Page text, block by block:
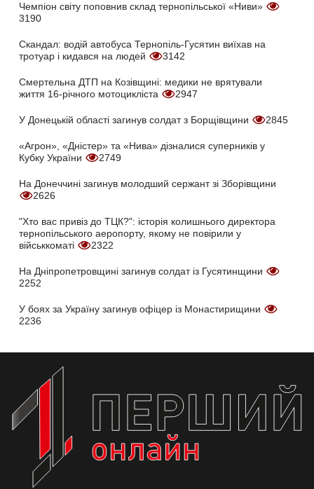
Чемпіон світу поповнив склад тернопільської «Ниви»
3190
Скандал: водій автобуса Тернопіль-Гусятин виїхав на
тротуар і кидався на людей
3142
Смертельна ДТП на Козівщині: медики не врятували
життя 16-річного мотоцикліста
2947
У Донецькій області загинув солдат з Борщівщини 2845
«Агрон», «Дністер» та «Нива» дізналися суперників у
Кубку України
2749
На Донеччині загинув молодший сержант зі Зборівщини
2626
"Хто вас привіз до ТЦК?": історія колишнього директора
тернопільського аеропорту, якому не повірили у
військкоматі
2322
На Дніпропетровщині загинув солдат із Гусятинщини
2252
У боях за Україну загинув офіцер із Монастирищини
2236